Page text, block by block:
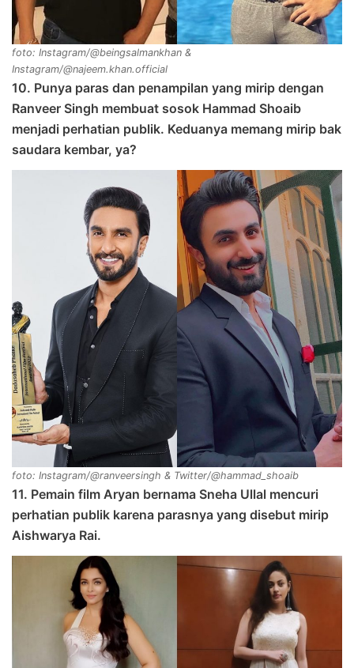
foto: Instagram/@beingsalmankhan &
Instagram/@najeem.khan.official
10. Punya paras dan penampilan yang mirip dengan
Ranveer Singh membuat sosok Hammad Shoaib
menjadi perhatian publik. Keduanya memang mirip bak
saudara kembar, ya?
foto: Instagram/@ranveersingh & Twitter/@hammad_shoaib
11. Pemain film Aryan bernama Sneha Ullal mencuri
perhatian publik karena parasnya yang disebut mirip
Aishwarya Rai.